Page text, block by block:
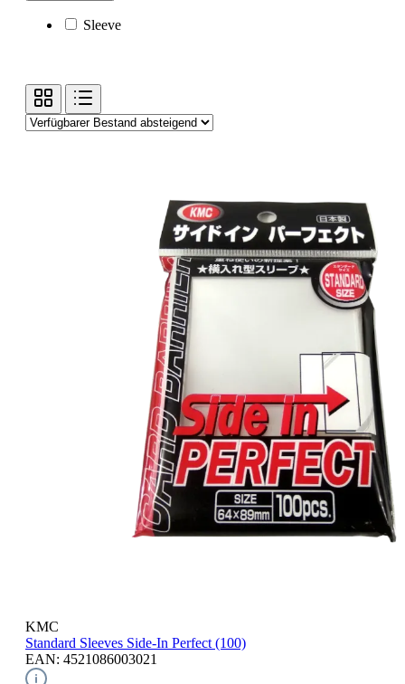
Sleeve
KMC
Standard Sleeves Side-In Perfect (100)
EAN: 4521086003021